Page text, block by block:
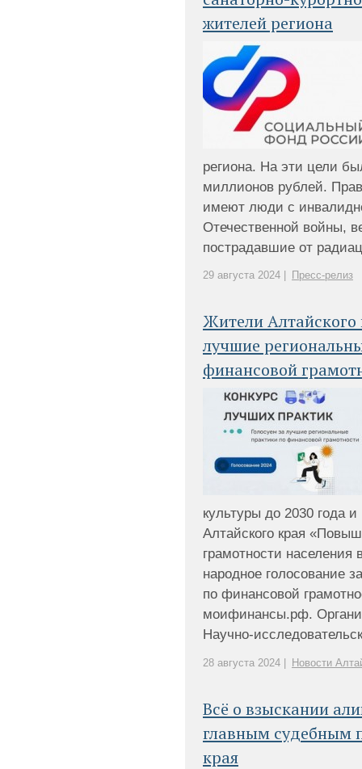
жителей региона
региона. На эти цели
миллионов рублей.
имеют люди с
Отечественной войны,
пострадавшие от
29 августа 2024 | Пресс-релиз
Жители Алтайского
лучшие
финансовой
культуры до 2030 года
Алтайского края
грамотности населения
народное голосование
по финансовой
моифинансы.рф.
Научно-
28 августа 2024 | Новости
Всё о взыскании
главным судебным
края